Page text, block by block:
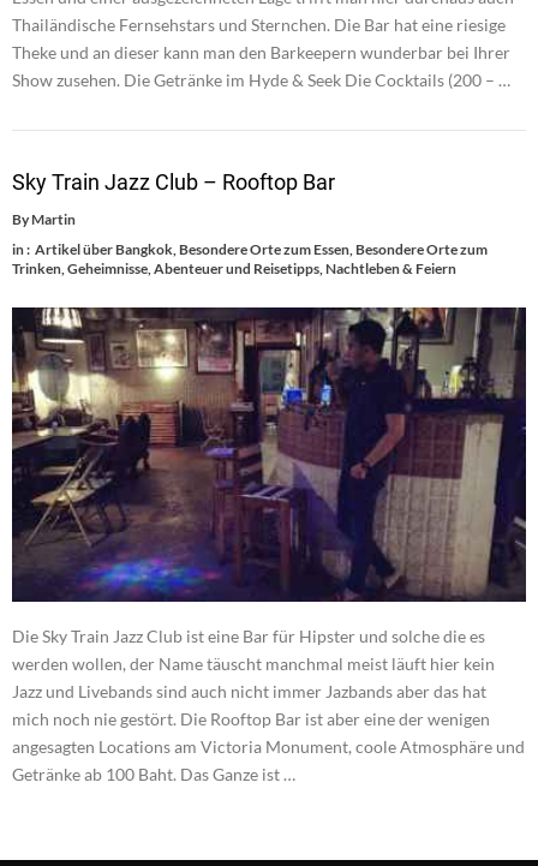
Thailändische Fernsehstars und Sternchen. Die Bar hat eine riesige
Theke und an dieser kann man den Barkeepern wunderbar bei Ihrer
Show zusehen. Die Getränke im Hyde & Seek Die Cocktails (200 – …
Sky Train Jazz Club – Rooftop Bar
ByMartin
in : Artikel über Bangkok Besondere Orte zum Essen Besondere Orte zum
Trinken Geheimnisse, Abenteuer und Reisetipps Nachtleben & Feiern
Die Sky Train Jazz Club ist eine Bar für Hipster und solche die es
werden wollen, der Name täuscht manchmal meist läuft hier kein
Jazz und Livebands sind auch nicht immer Jazbands aber das hat
mich noch nie gestört. Die Rooftop Bar ist aber eine der wenigen
angesagten Locations am Victoria Monument, coole Atmosphäre und
Getränke ab 100 Baht. Das Ganze ist …